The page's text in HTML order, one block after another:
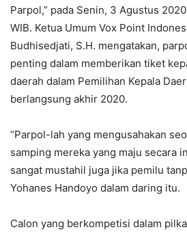
Parpol,” pada Senin, 3 Agustus
WIB. Ketua Umum Vox Point
Budhisedjati, S.H. mengatakan,
penting dalam memberikan tiket
daerah dalam Pemilihan Kepala
berlangsung akhir 2020.
“Parpol-lah yang mengusahakan
samping mereka yang maju secara
sangat mustahil juga jika pemilu
Yohanes Handoyo dalam daring itu.
Calon yang berkompetisi dalam